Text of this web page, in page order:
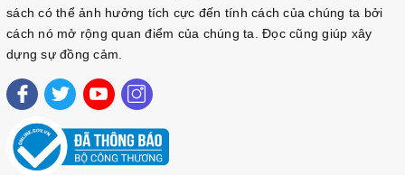
sách có thể ảnh hưởng tích cực đến tính cách của chúng ta bởi
cách nó mở rộng quan điểm của chúng ta. Đọc cũng giúp xây
dựng sự đồng cảm.